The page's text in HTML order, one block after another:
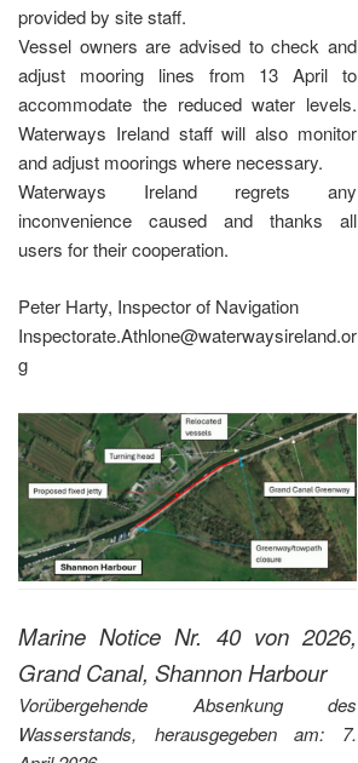
provided by site staff.
Vessel owners are advised to check and
adjust mooring lines from 13 April to
accommodate the reduced water levels.
Waterways Ireland staff will also monitor
and adjust moorings where necessary.
Waterways Ireland regrets any
inconvenience caused and thanks all
users for their cooperation.
Peter Harty, Inspector of Navigation
Inspectorate.Athlone@waterwaysireland.or
g
Marine Notice Nr. 40 von 2026,
Grand Canal, Shannon Harbour
Vorübergehende Absenkung des
Wasserstands, herausgegeben am: 7.